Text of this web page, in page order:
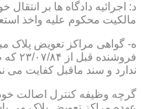
د: اجرائیه دادگاه ها بر
مالکیت محکوم علیه واخذ
ه- گواهی مراکز تعویض پلاک
ندارد و سند ماقبل کفایت می